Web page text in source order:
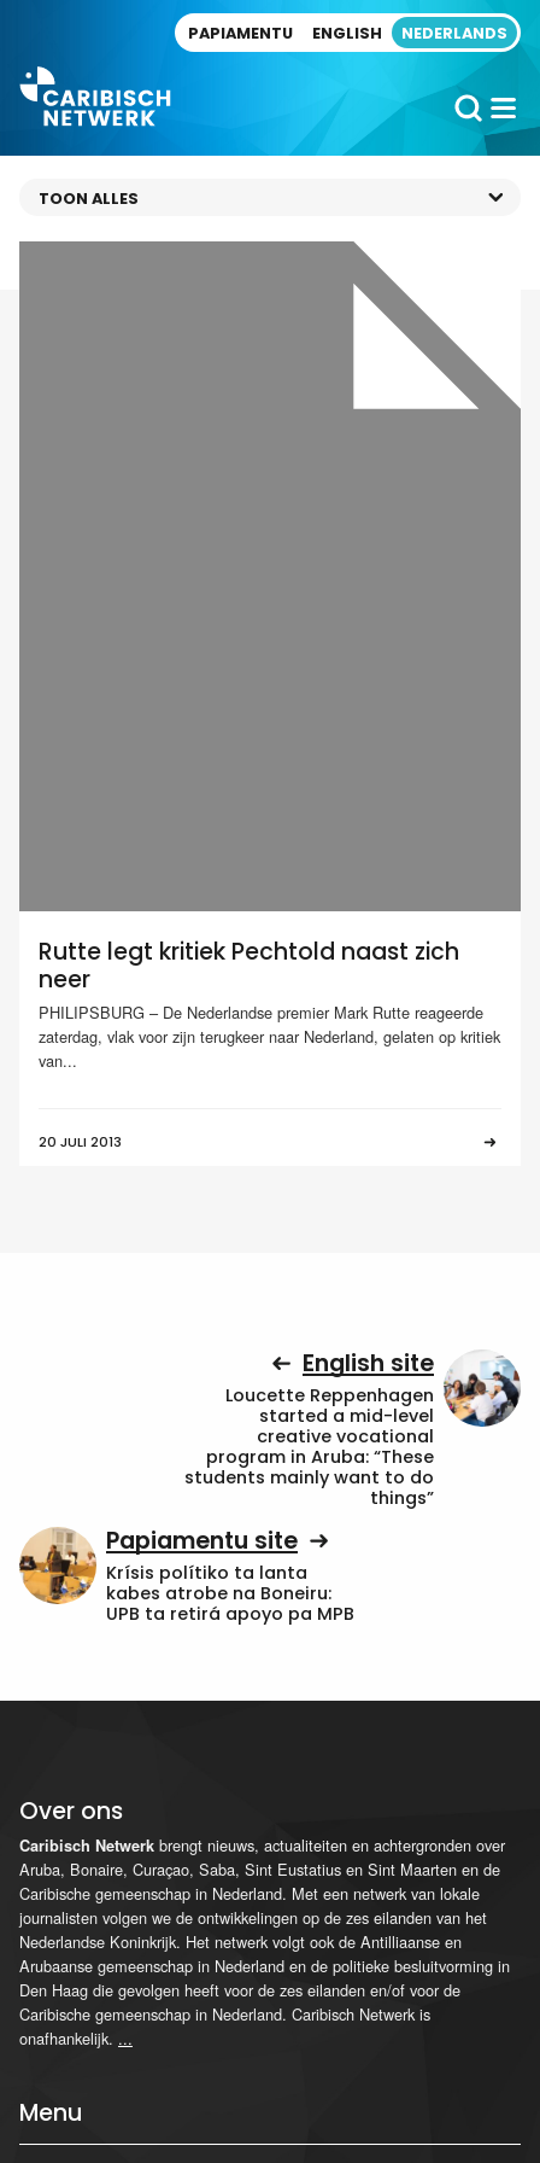
PAPIAMENTU ENGLISH NEDERLANDS
Rutte legt kritiek Pechtold naast zich
neer
PHILIPSBURG – De Nederlandse premier Mark Rutte reageerde
zaterdag, vlak voor zijn terugkeer naar Nederland, gelaten op kritiek
van...
20 JULI 2013
English site
Loucette Reppenhagen
started a mid-level
creative vocational
program in Aruba: “These
students mainly want to do
things”
Papiamentu site
Krísis polítiko ta lanta
kabes atrobe na Boneiru:
UPB ta retirá apoyo pa MPB
Over ons
Caribisch Netwerk brengt nieuws, actualiteiten en achtergronden over
Aruba, Bonaire, Curaçao, Saba, Sint Eustatius en Sint Maarten en de
Caribische gemeenschap in Nederland. Met een netwerk van lokale
journalisten volgen we de ontwikkelingen op de zes eilanden van het
Nederlandse Koninkrijk. Het netwerk volgt ook de Antilliaanse en
Arubaanse gemeenschap in Nederland en de politieke besluitvorming in
Den Haag die gevolgen heeft voor de zes eilanden en/of voor de
Caribische gemeenschap in Nederland. Caribisch Netwerk is
onafhankelijk. ...
Menu